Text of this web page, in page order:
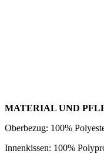
MATERIAL UND
Oberbezug: 100%
Innenkissen: 100%